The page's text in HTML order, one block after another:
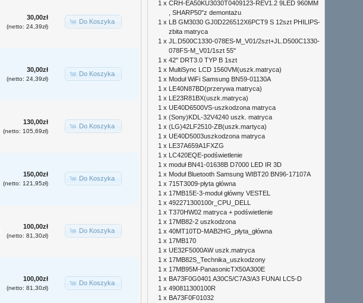
30,00zł
(netto: 24,39zł)
Do Koszyka
30,00zł
(netto: 24,39zł)
Do Koszyka
130,00zł
(netto: 105,69zł)
Do Koszyka
150,00zł
(netto: 121,95zł)
Do Koszyka
100,00zł
(netto: 81,30zł)
Do Koszyka
100,00zł
(netto: 81,30zł)
Do Koszyka
1 x CRH-EA50KU3030T0409123-REV1.2 9LED 960MM
, SHARP50"z demontażu
1 x
LB GM3030 GJ0D226512X6PCT9 S 12szt PHILIPS-
zbita matryca
1 x JL.D500C1330-078ES-M_V01/2szt+JL.D500C1330-
078FS-M_V01/1szt 55"
1 x 42" DRT3.0 TYP B 1szt
1 x MultiSync LCD 1560VM(uszk.matryca)
1 x Moduł WiFi Samsung BN59-01130A
1 x
LE40N87BD(przerywa matryca)
1 x
LE23R81BX(uszk.matryca)
1 x UE40D6500VS-uszkodzona matryca
1 x (Sony)KDL-32V4240 uszk. matryca
1 x (LG)42LF2510-ZB(uszk.martyca)
1 x UE40D5003uszkodzona matryca
1 x
LE37A659A1FXZG
1 x
LC420EQE-podświetlenie
1 x moduł BN41-01638B D7000 LED IR 3D
1 x Moduł Bluetooth Samsung WIBT20 BN96-17107A
1 x 715T3009-płyta główna
1 x 17MB15E-3-moduł główny VESTEL
1 x 492271300100r_CPU_DELL
1 x T370HW02 matryca + podświetlenie
1 x 17MB82-2 uszkodzona
1 x 40MT10TD-MAB2HG_płyta_główna
1 x 17MB170
1 x UE32F5000AW uszk.matryca
1 x 17MB82S_Technika_uszkodzony
1 x 17MB95M-PanasonicTX50A300E
1 x BA73F0G0401 A30C5/C7A3/A3 FUNAI LC5-D
1 x 490811300100R
1 x BA73F0F01032